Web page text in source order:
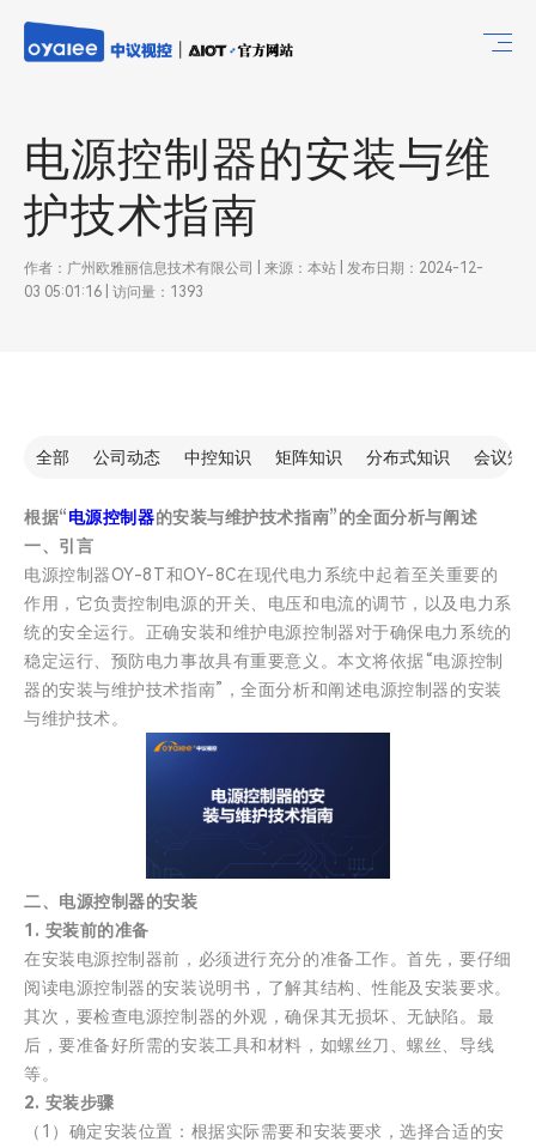
电源控制器的安装与维
护技术指南
作者：广州欧雅丽信息技术有限公司 | 来源：本站 | 发布日期：2024-12-
03 05:01:16 | 访问量：1393
全部 公司动态 中控知识 矩阵知识 分布式知识 会议知
根据“电源控制器的安装与维护技术指南”的全面分析与阐述
一、引言
电源控制器OY-8T和OY-8C在现代电力系统中起着至关重要的
作用，它负责控制电源的开关、电压和电流的调节，以及电力系
统的安全运行。正确安装和维护电源控制器对于确保电力系统的
稳定运行、预防电力事故具有重要意义。本文将依据“电源控制
器的安装与维护技术指南”，全面分析和阐述电源控制器的安装
与维护技术。
二、电源控制器的安装
1. 安装前的准备
在安装电源控制器前，必须进行充分的准备工作。首先，要仔细
阅读电源控制器的安装说明书，了解其结构、性能及安装要求。
其次，要检查电源控制器的外观，确保其无损坏、无缺陷。最
后，要准备好所需的安装工具和材料，如螺丝刀、螺丝、导线
等。
2. 安装步骤
（1）确定安装位置：根据实际需要和安装要求，选择合适的安